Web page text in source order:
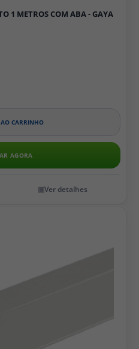
1 METROS COM ABA - GAYA
CARRINHO
AGORA
Ver detalhes